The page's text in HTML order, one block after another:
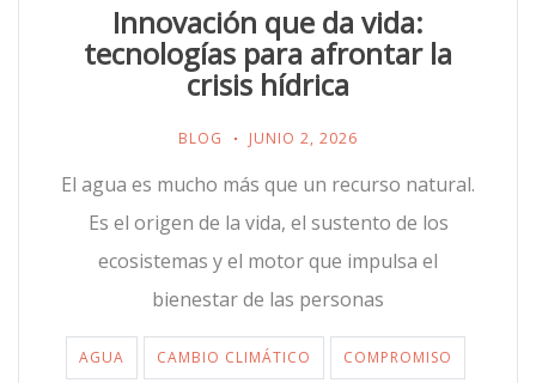
Innovación que da vida:
tecnologías para afrontar la
crisis hídrica
BLOG JUNIO 2, 2026
El agua es mucho más que un recurso natural.
Es el origen de la vida, el sustento de los
ecosistemas y el motor que impulsa el
bienestar de las personas
AGUA CAMBIO CLIMÁTICO COMPROMISO